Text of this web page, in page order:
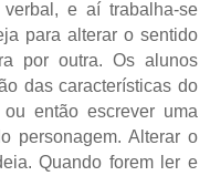
e aí trabalha-se
para alterar o sentido
por outra. Os alunos
das características do
então escrever uma
personagem. Alterar o
Quando forem ler e